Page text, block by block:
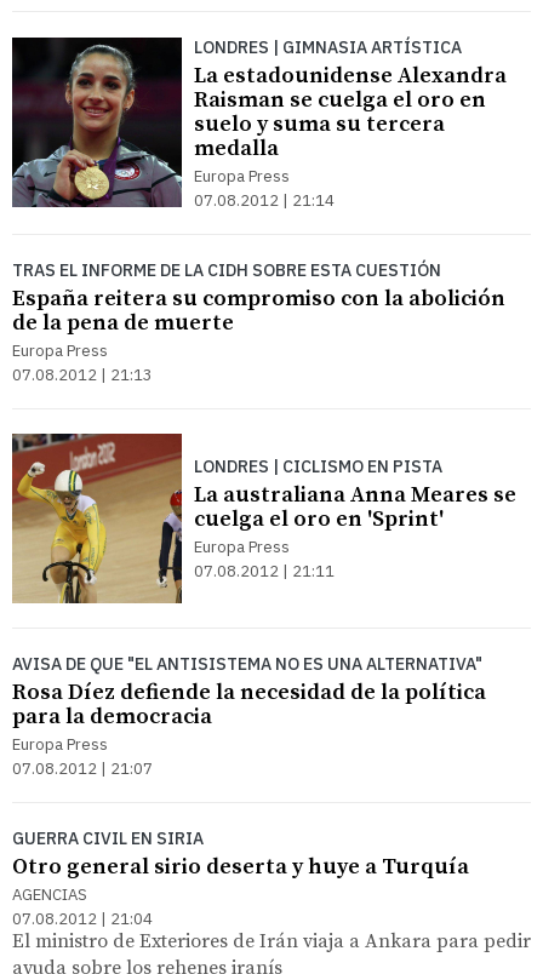
LONDRES | GIMNASIA ARTÍSTICA
La estadounidense Alexandra
Raisman se cuelga el oro en
suelo y suma su tercera
medalla
Europa Press
07.08.2012 | 21:14
TRAS EL INFORME DE LA CIDH SOBRE ESTA CUESTIÓN
España reitera su compromiso con la abolición
de la pena de muerte
Europa Press
07.08.2012 | 21:13
LONDRES | CICLISMO EN PISTA
La australiana Anna Meares se
cuelga el oro en 'Sprint'
Europa Press
07.08.2012 | 21:11
AVISA DE QUE "EL ANTISISTEMA NO ES UNA ALTERNATIVA"
Rosa Díez defiende la necesidad de la política
para la democracia
Europa Press
07.08.2012 | 21:07
GUERRA CIVIL EN SIRIA
Otro general sirio deserta y huye a Turquía
AGENCIAS
07.08.2012 | 21:04
El ministro de Exteriores de Irán viaja a Ankara para pedir
ayuda sobre los rehenes iranís